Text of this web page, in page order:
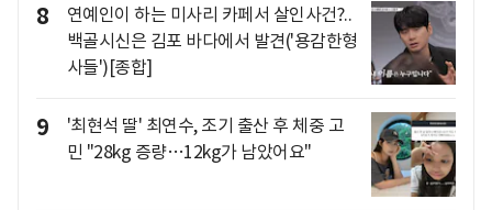
8
연예인이 하는 미사리 카페서 살인사건?..
백골시신은 김포 바다에서 발견('용감한형
사들')[종합]
9
'최현석 딸' 최연수, 조기 출산 후 체중 고
민 "28kg 증량…12kg가 남았어요"